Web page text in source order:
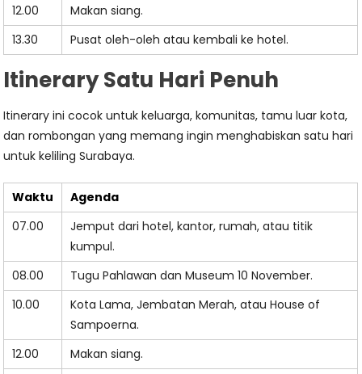
12.00
Makan siang.
13.30
Pusat oleh-oleh atau kembali ke hotel.
Itinerary Satu Hari Penuh
Itinerary ini cocok untuk keluarga, komunitas, tamu luar kota,
dan rombongan yang memang ingin menghabiskan satu hari
untuk keliling Surabaya.
Waktu
Agenda
07.00
Jemput dari hotel, kantor, rumah, atau titik
kumpul.
08.00
Tugu Pahlawan dan Museum 10 November.
10.00
Kota Lama, Jembatan Merah, atau House of
Sampoerna.
12.00
Makan siang.